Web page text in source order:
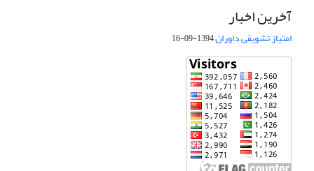
آخرین اخبار
امتیاز تشویقی داوران1394-09-16